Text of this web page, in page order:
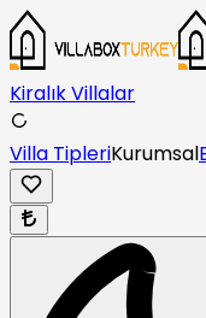
Kiralık Villalar
Villa TipleriKurumsal